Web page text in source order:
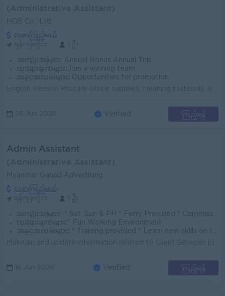
HQS Co., Ltd
လစာကြည့်မယ်
အကျိုးအမြတ်: Annual Bonus Annual Trip
ထူးခြားချက်များ: Join a winning team
အခွင့်အလမ်းများ: Opportunities for promotion
26 Jun 2026 Verified ကြည့်ရန်
Admin Assistant
Myanmar Ganad Advertising
လစာကြည့်မယ်
အကျိုးအမြတ်: * Sat, Sun & PH * Ferry Provided * Commission
ထူးခြားချက်များ: * Fun Working Environment
အခွင့်အလမ်းများ:
* Training provided * Learn new skills on the job
16 Jun 2026 Verified ကြည့်ရန်